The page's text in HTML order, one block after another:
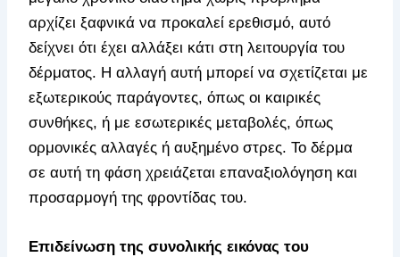
αρχίζει ξαφνικά να προκαλεί ερεθισμό, αυτό
δείχνει ότι έχει αλλάξει κάτι στη λειτουργία του
δέρματος. Η αλλαγή αυτή μπορεί να σχετίζεται με
εξωτερικούς παράγοντες, όπως οι καιρικές
συνθήκες, ή με εσωτερικές μεταβολές, όπως
ορμονικές αλλαγές ή αυξημένο στρες. Το δέρμα
σε αυτή τη φάση χρειάζεται επαναξιολόγηση και
προσαρμογή της φροντίδας του.
Επιδείνωση της συνολικής εικόνας του